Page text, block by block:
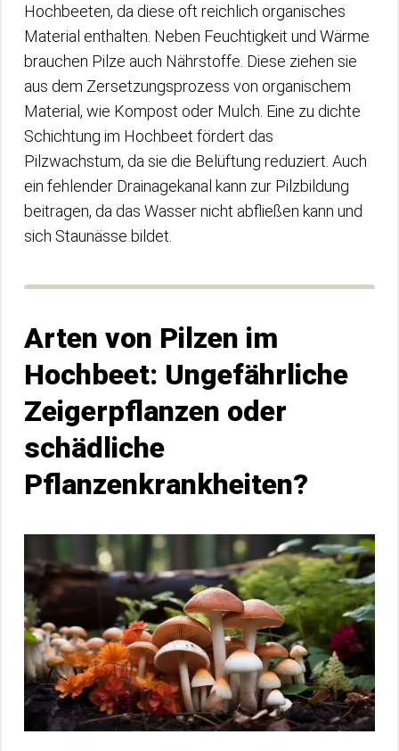
Hochbeeten, da diese oft reichlich organisches
Material enthalten. Neben Feuchtigkeit und Wärme
brauchen Pilze auch Nährstoffe. Diese ziehen sie
aus dem Zersetzungsprozess von organischem
Material, wie Kompost oder Mulch. Eine zu dichte
Schichtung im Hochbeet fördert das
Pilzwachstum, da sie die Belüftung reduziert. Auch
ein fehlender Drainagekanal kann zur Pilzbildung
beitragen, da das Wasser nicht abfließen kann und
sich Staunässe bildet.
Arten von Pilzen im
Hochbeet: Ungefährliche
Zeigerpflanzen oder
schädliche
Pflanzenkrankheiten?